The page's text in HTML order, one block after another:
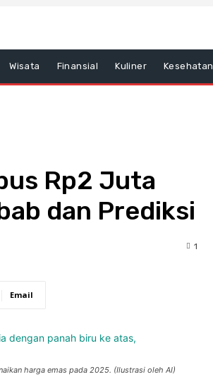
Wisata Finansial Kuliner Kesehatan
Rp2 Juta
dan Prediksi
1
Email
harga emas pada 2025. (Ilustrasi oleh AI)